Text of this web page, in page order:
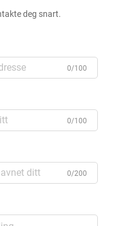
deg snart.
0/100
0/100
0/200